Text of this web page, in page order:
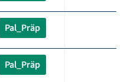
Pal_Präp
Pal_Präp